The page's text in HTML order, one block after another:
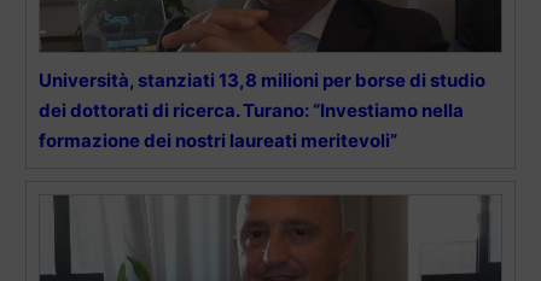
Università, stanziati 13,8 milioni per borse di studio
dei dottorati di ricerca. Turano: “Investiamo nella
formazione dei nostri laureati meritevoli”